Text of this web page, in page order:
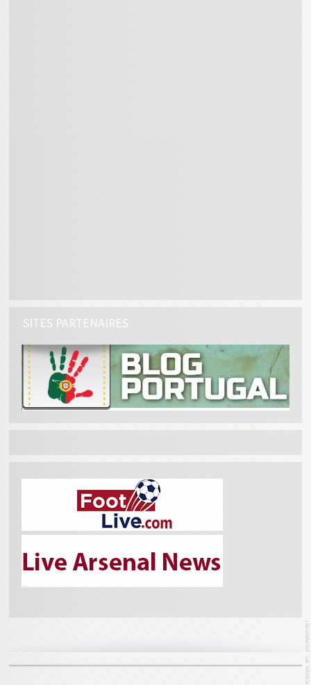
SITES PARTENAIRES